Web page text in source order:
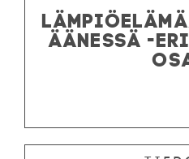
ÄÄNESSÄ -